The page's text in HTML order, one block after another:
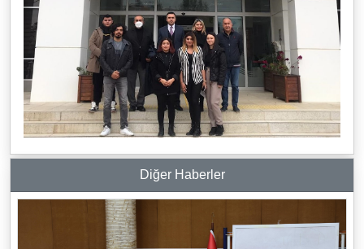
Diğer Haberler